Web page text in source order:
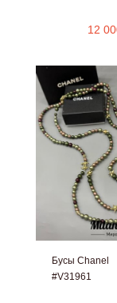
12
Бусы Chanel
#V31961